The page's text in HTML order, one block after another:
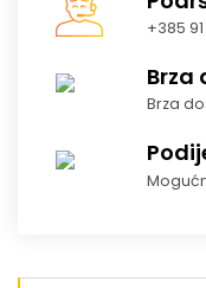
+385
Brza
Brza